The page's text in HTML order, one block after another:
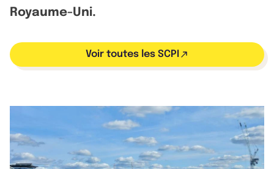
Royaume-Uni.
Voir toutes les SCPI